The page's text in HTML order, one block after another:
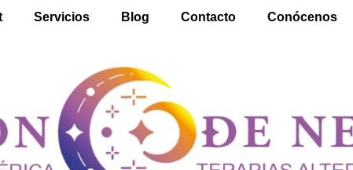
Servicios Blog Contacto Conócenos